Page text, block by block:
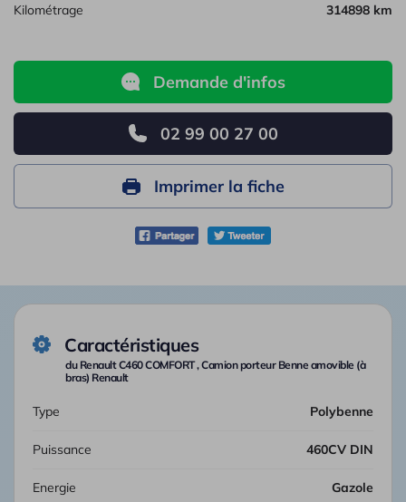
Kilométrage 314898 km
Demande d'infos
02 99 00 27 00
Imprimer la fiche
Caractéristiques
du Renault C460 COMFORT , Camion porteur Benne amovible (à
bras) Renault
Type Polybenne
Puissance 460CV DIN
Energie Gazole